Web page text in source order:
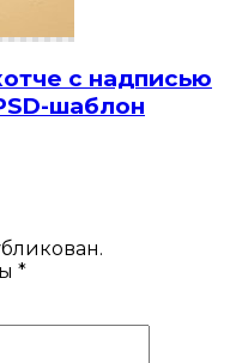
с надписью
шаблон
*